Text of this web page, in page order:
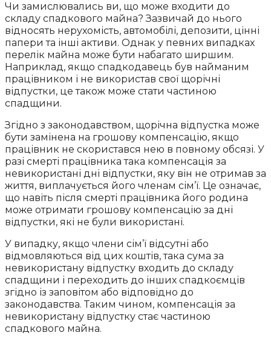
Чи замислювались ви, що може входити до
складу спадкового майна? Зазвичай до нього
відносять нерухомість, автомобілі, депозити, цінні
папери та інші активи. Однак у певних випадках
перелік майна може бути набагато ширшим.
Наприклад, якщо спадкодавець був найманим
працівником і не використав свої щорічні
відпустки, це також може стати частиною
спадщини.
Згідно з законодавством, щорічна відпустка може
бути замінена на грошову компенсацію, якщо
працівник не скористався нею в повному обсязі. У
разі смерті працівника така компенсація за
невикористані дні відпустки, яку він не отримав за
життя, виплачується його членам сім’ї. Це означає,
що навіть після смерті працівника його родина
може отримати грошову компенсацію за дні
відпустки, які не були використані.
У випадку, якщо члени сім’ї відсутні або
відмовляються від цих коштів, така сума за
невикористану відпустку входить до складу
спадщини і переходить до інших спадкоємців
згідно із заповітом або відповідно до
законодавства. Таким чином, компенсація за
невикористану відпустку стає частиною
спадкового майна.